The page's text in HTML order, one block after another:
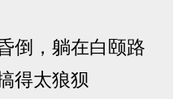
倒，躺在白颐路
得太狼狈